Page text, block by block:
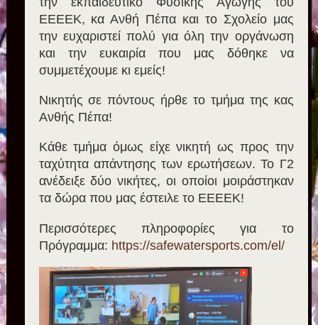
ΕΕΕΕΚ, κα Ανθή Πέπα και το Σχολείο μας
την ευχαριστεί πολύ για όλη την οργάνωση
και την ευκαιρία που μας δόθηκε να
συμμετέχουμε κι εμείς!
Νικητής σε πόντους ήρθε το τμήμα της κας
Ανθής Πέπα!
Κάθε τμήμα όμως είχε νικητή ως προς την
ταχύτητα απάντησης των ερωτήσεων. Το Γ2
ανέδειξε δύο νικήτες, οι οποίοι μοιράστηκαν
τα δώρα που μας έστειλε το ΕΕΕΕΚ!
Περισσότερες πληροφορίες για το
Πρόγραμμα: https://safewatersports.com/el/